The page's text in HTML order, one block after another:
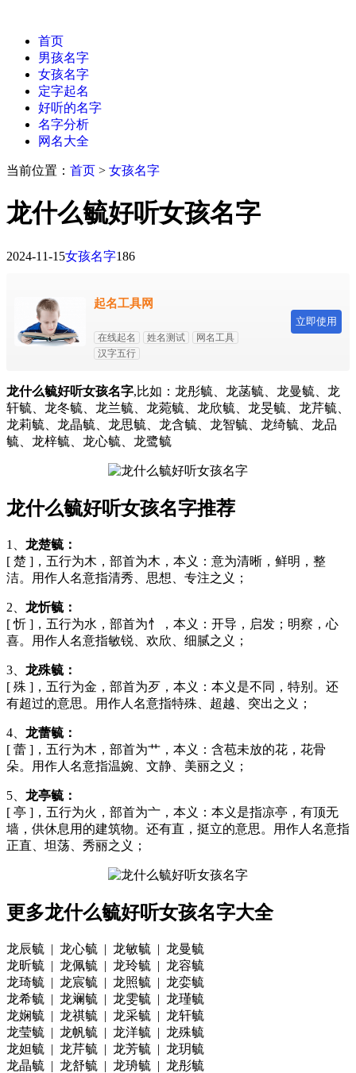
首页
男孩名字
女孩名字
定字起名
好听的名字
名字分析
网名大全
当前位置： 首页 > 女孩名字
龙什么毓好听女孩名字
2024-11-15女孩名字186
起名工具网
在线起名 姓名测试
网名工具
汉字五行
立即使用
龙什么毓好听女孩名字,比如：龙彤毓、龙菡毓、龙曼毓、龙
轩毓、龙冬毓、龙兰毓、龙菀毓、龙欣毓、龙旻毓、龙芹毓、
龙莉毓、龙晶毓、龙思毓、龙含毓、龙智毓、龙绮毓、龙品
毓、龙梓毓、龙心毓、龙鹭毓
龙什么毓好听女孩名字推荐
1、 龙楚毓：
[ 楚 ]，五行为木，部首为木，本义：意为清晰，鲜明，整
洁。用作人名意指清秀、思想、专注之义；
2、 龙忻毓：
[ 忻 ]，五行为水，部首为忄，本义：开导，启发；明察，心
喜。用作人名意指敏锐、欢欣、细腻之义；
3、 龙殊毓：
[ 殊 ]，五行为金，部首为歹，本义：本义是不同，特别。还
有超过的意思。用作人名意指特殊、超越、突出之义；
4、 龙蕾毓：
[ 蕾 ]，五行为木，部首为艹，本义：含苞未放的花，花骨
朵。用作人名意指温婉、文静、美丽之义；
5、 龙亭毓：
[ 亭 ]，五行为火，部首为亠，本义：本义是指凉亭，有顶无
墙，供休息用的建筑物。还有直，挺立的意思。用作人名意指
正直、坦荡、秀丽之义；
更多龙什么毓好听女孩名字大全
龙辰毓 | 龙心毓 | 龙敏毓 | 龙曼毓
龙昕毓 | 龙佩毓 | 龙玲毓 | 龙容毓
龙琦毓 | 龙宸毓 | 龙照毓 | 龙娈毓
龙希毓 | 龙斓毓 | 龙雯毓 | 龙瑾毓
龙娴毓 | 龙祺毓 | 龙采毓 | 龙轩毓
龙莹毓 | 龙帆毓 | 龙洋毓 | 龙殊毓
龙妲毓 | 龙芹毓 | 龙芳毓 | 龙玥毓
龙晶毓 | 龙舒毓 | 龙珘毓 | 龙彤毓